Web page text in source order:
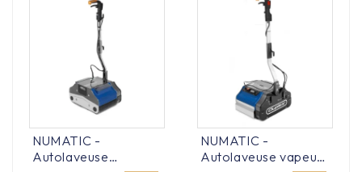
NUMATIC -
Autolaveuse
NUMATIC -
Autolaveuse vapeur